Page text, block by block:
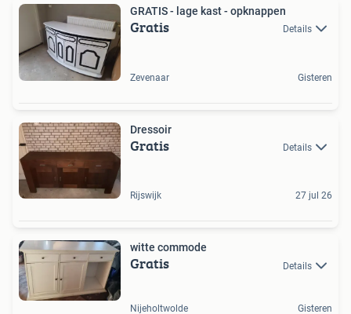
GRATIS - lage kast - opknappen
Gratis Details
Zevenaar Gisteren
Dressoir
Gratis Details
Rijswijk 27 jul 26
witte commode
Gratis Details
Nijeholtwolde Gisteren